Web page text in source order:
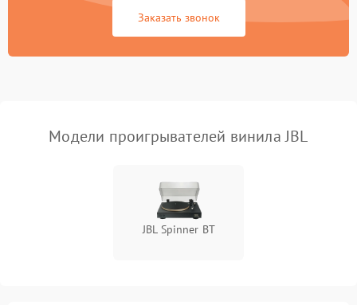
Заказать звонок
Модели проигрывателей винила JBL
JBL Spinner BT